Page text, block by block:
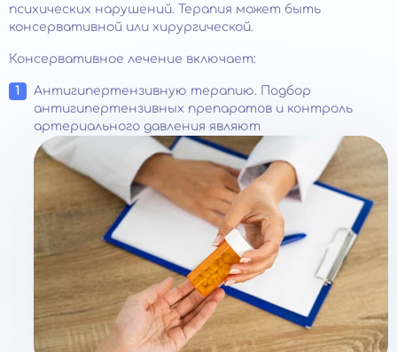
психических нарушений. Терапия может быть
консервативной или хирургической.
Консервативное лечение включает:
Антигипертензивную терапию. Подбор
антигипертензивных препаратов и контроль
артериального давления являют